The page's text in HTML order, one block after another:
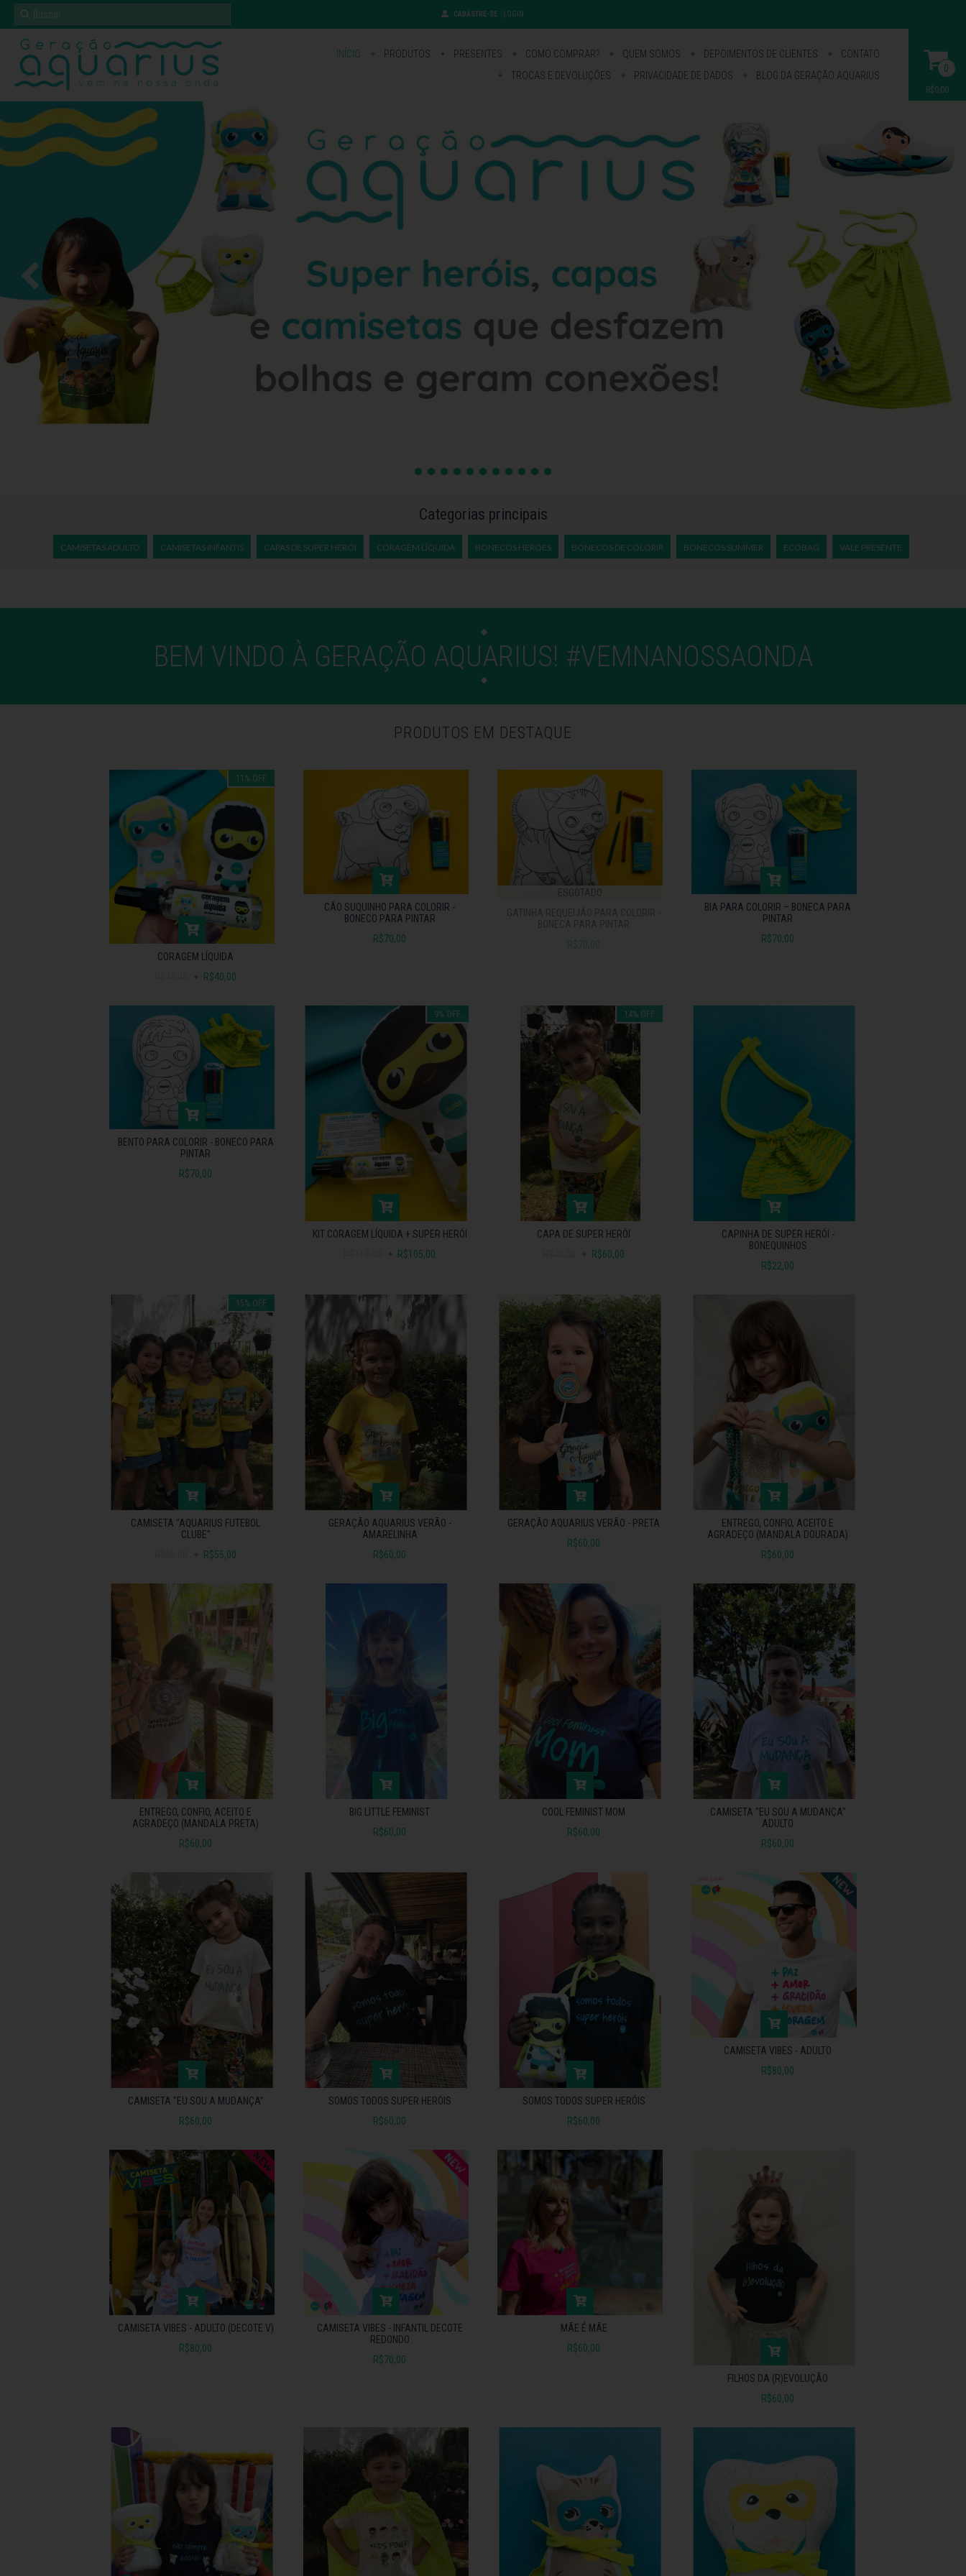
CADASTRE-SE LOGIN
INÍCIO PRODUTOS PRESENTES COMO COMPRAR? QUEM SOMOS DEPOIMENTOS DE CLIENTES
CONTATO
TROCAS E DEVOLUÇÕES
PRIVACIDADE DE DADOS BLOG DA GERAÇÃO AQUARIUS
0
R$0,00
Categorias principais
CAMISETAS ADULTO CAMISETAS INFANTIS CAPAS DE SUPER HERÓI CORAGEM LÍQUIDA BONECOS HEROES BONECOS DE COLORIR BONECOS SUMMER ECOBAG VALE PRESENTE
BEM VINDO À GERAÇÃO AQUARIUS! #VEMNANOSSAONDA
PRODUTOS EM DESTAQUE
11 % OFF
CORAGEM LÍQUIDA
R$40,00
CÃO SUQUINHO PARA COLORIR -
BONECO PARA PINTAR
R$70,00
ESGOTADO
BIA PARA COLORIR – BONECA PARA
PINTAR
R$70,00
BENTO PARA COLORIR - BONECO PARA
PINTAR
R$70,00
9% OFF
KIT CORAGEM LÍQUIDA + SUPER HERÓI
R$105,00
14% OFF
CAPA DE SUPER HERÓI
R$60,00
CAPINHA DE SUPER HERÓI -
BONEQUINHOS
R$22,00
15% OFF
CAMISETA "AQUARIUS FUTEBOL
CLUBE"
R$55,00
GERAÇÃO AQUARIUS VERÃO -
AMARELINHA
R$60,00
GERAÇÃO AQUARIUS VERÃO - PRETA
R$60,00
ENTREGO, CONFIO, ACEITO E
AGRADEÇO (MANDALA DOURADA)
R$60,00
ENTREGO, CONFIO, ACEITO E
AGRADEÇO (MANDALA PRETA)
R$60,00
BIG LITTLE FEMINIST
R$60,00
COOL FEMINIST MOM
R$60,00
CAMISETA "EU SOU A MUDANÇA"
ADULTO
R$60,00
CAMISETA "EU SOU A MUDANÇA"
R$60,00
SOMOS TODOS SUPER HERÓIS
R$60,00
SOMOS TODOS SUPER HERÓIS
R$60,00
CAMISETA VIBES - ADULTO
R$80,00
CAMISETA VIBES - ADULTO (DECOTE V)
R$80,00
CAMISETA VIBES - INFANTIL DECOTE
REDONDO
R$70,00
MÃE É MÃE
R$60,00
FILHOS DA (R)EVOLUÇÃO
R$60,00